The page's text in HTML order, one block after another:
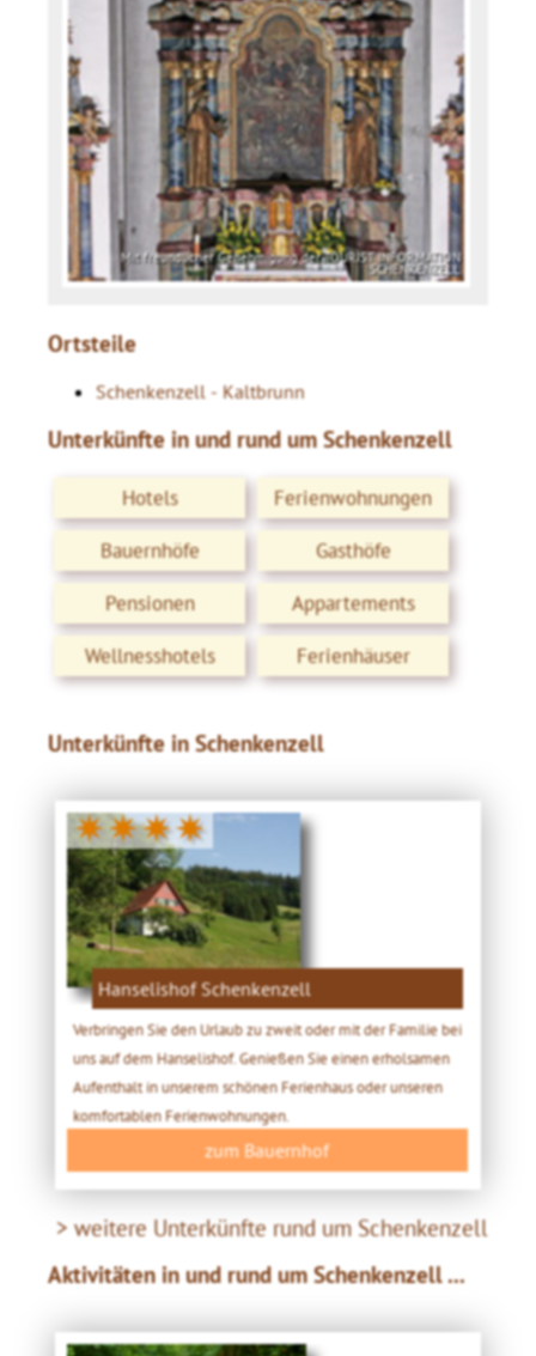
Mit freundlicher Genehmigung der TOURIST INFORMATION
SCHENKENZELL
Ortsteile
Schenkenzell - Kaltbrunn
Unterkünfte in und rund um Schenkenzell
Hotels
Ferienwohnungen
Bauernhöfe
Gasthöfe
Pensionen
Appartements
Wellnesshotels
Ferienhäuser
Unterkünfte in Schenkenzell
✷✷✷✷
Hanselishof Schenkenzell
Verbringen Sie den Urlaub zu zweit oder mit der Familie bei
uns auf dem Hanselishof. Genießen Sie einen erholsamen
Aufenthalt in unserem schönen Ferienhaus oder unseren
komfortablen Ferienwohnungen.
zum Bauernhof
> weitere Unterkünfte rund um Schenkenzell
Aktivitäten in und rund um Schenkenzell ...